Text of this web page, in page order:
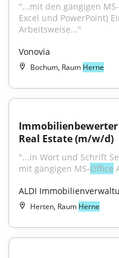
"...mit den gängigen MS-
Excel und PowerPoint)
Arbeitsweise..."
Vonovia
Bochum, Raum Herne
Real Estate (m/w/d)
"...in Wort und Schrift
mit gängigen MS-Office
ALDI
Herten, Raum Herne